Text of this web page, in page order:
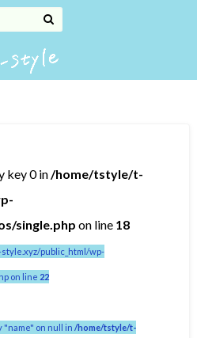
key 0 in/home/tstyle/t-
single.php on line 18
public_html/wp-
on line 22
"name" on null in/home/tstyle/t-